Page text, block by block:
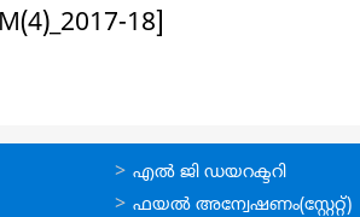
18]
ഉപയോഗപ്രദമായ
കണ്ണികള്‍
എല്‍ ജി ഡയറക്ടറി
ഫയല്‍ അന്വേഷണം(സ്റ്റേറ്റ്)